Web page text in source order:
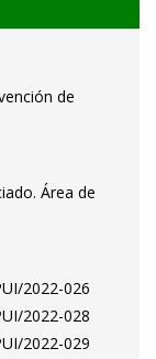
de
Área de
2022-026
2022-028
2022-029